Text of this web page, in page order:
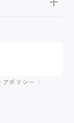
アポリシー